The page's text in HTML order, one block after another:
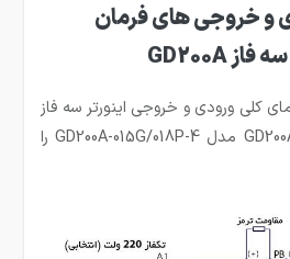
و خروجی های فرمان
کلی ورودی و خروجی اینورتر سه فاز
اینوت 15 کیلووات سری GD200A مدل GD200A-015G/018P-4 را